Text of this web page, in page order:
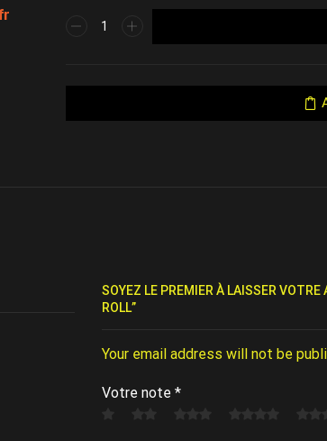
SOYEZ LE PREMIER À LAISSER
ROLL”
Your email address will not be
Votre note *